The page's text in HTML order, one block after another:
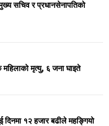
सचिव र प्रधानसेनापतिको
महिलाको मृत्यु, ६ जना घाइते
१२ हजार बढीले महङ्गियो